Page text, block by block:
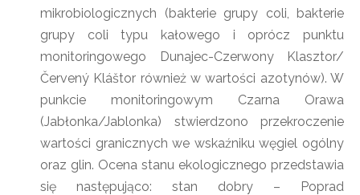
mikrobiologicznych (bakterie grupy coli, bakterie
grupy coli typu kałowego i oprócz punktu
monitoringowego Dunajec-Czerwony Klasztor/
Červený Kláštor również w wartości azotynów). W
punkcie monitoringowym Czarna Orawa
(Jabłonka/Jablonka) stwierdzono przekroczenie
wartości granicznych we wskaźniku węgiel ogólny
oraz glin. Ocena stanu ekologicznego przedstawia
się następująco: stan dobry – Poprad